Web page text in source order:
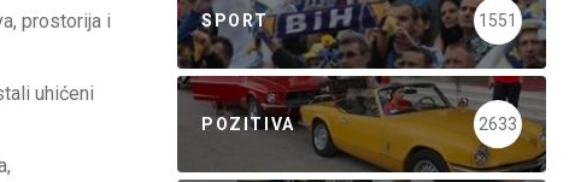
prostorija i
uhićeni
SPORT 1551
POZITIVA 2633